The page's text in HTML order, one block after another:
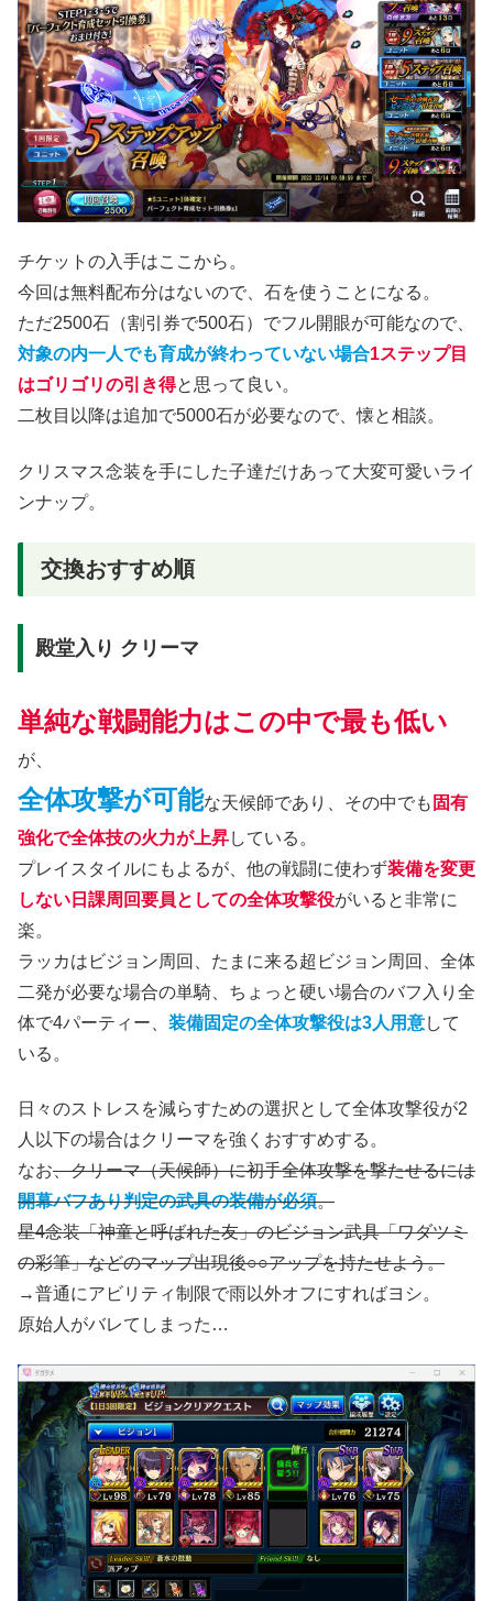
チケットの入手はここから。
今回は無料配布分はないので、石を使うことになる。
ただ2500石（割引券で500石）でフル開眼が可能なので、
対象の内一人でも育成が終わっていない場合1ステップ目
はゴリゴリの引き得と思って良い。
二枚目以降は追加で5000石が必要なので、懐と相談。
クリスマス念装を手にした子達だけあって大変可愛いライ
ンナップ。
交換おすすめ順
殿堂入り クリーマ
単純な戦闘能力はこの中で最も低い
が、
全体攻撃が可能な天候師であり、その中でも 固有
強化で全体技の火力が上昇している。
プレイスタイルにもよるが、他の戦闘に使わず装備を変更
しない日課周回要員としての全体攻撃役がいると非常に
楽。
ラッカはビジョン周回、たまに来る超ビジョン周回、全体
二発が必要な場合の単騎、ちょっと硬い場合のバフ入り全
体で4パーティー、 装備固定の全体攻撃役は3人用意して
いる。
日々のストレスを減らすための選択として全体攻撃役が2
人以下の場合はクリーマを強くおすすめする。
なお、クリーマ（天候師）に初手全体攻撃を撃たせるには
開幕バフあり判定の武具の装備が必須。
星4念装「神童と呼ばれた友」のビジョン武具「ワダツミ
の彩筆」などのマップ出現後○○アップを持たせよう。
→普通にアビリティ制限で雨以外オフにすればヨシ。
原始人がバレてしまった…